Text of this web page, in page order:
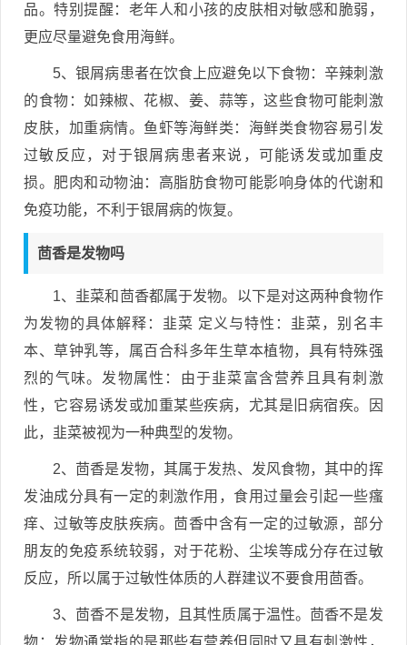
品。特别提醒：老年人和小孩的皮肤相对敏感和脆弱，
更应尽量避免食用海鲜。
5、银屑病患者在饮食上应避免以下食物：辛辣刺激
的食物：如辣椒、花椒、姜、蒜等，这些食物可能刺激
皮肤，加重病情。鱼虾等海鲜类：海鲜类食物容易引发
过敏反应，对于银屑病患者来说，可能诱发或加重皮
损。肥肉和动物油：高脂肪食物可能影响身体的代谢和
免疫功能，不利于银屑病的恢复。
茴香是发物吗
1、韭菜和茴香都属于发物。以下是对这两种食物作
为发物的具体解释：韭菜 定义与特性：韭菜，别名丰
本、草钟乳等，属百合科多年生草本植物，具有特殊强
烈的气味。发物属性：由于韭菜富含营养且具有刺激
性，它容易诱发或加重某些疾病，尤其是旧病宿疾。因
此，韭菜被视为一种典型的发物。
2、茴香是发物，其属于发热、发风食物，其中的挥
发油成分具有一定的刺激作用，食用过量会引起一些瘙
痒、过敏等皮肤疾病。茴香中含有一定的过敏源，部分
朋友的免疫系统较弱，对于花粉、尘埃等成分存在过敏
反应，所以属于过敏性体质的人群建议不要食用茴香。
3、茴香不是发物，且其性质属于温性。茴香不是发
物：发物通常指的是那些有营养但同时又具有刺激性，